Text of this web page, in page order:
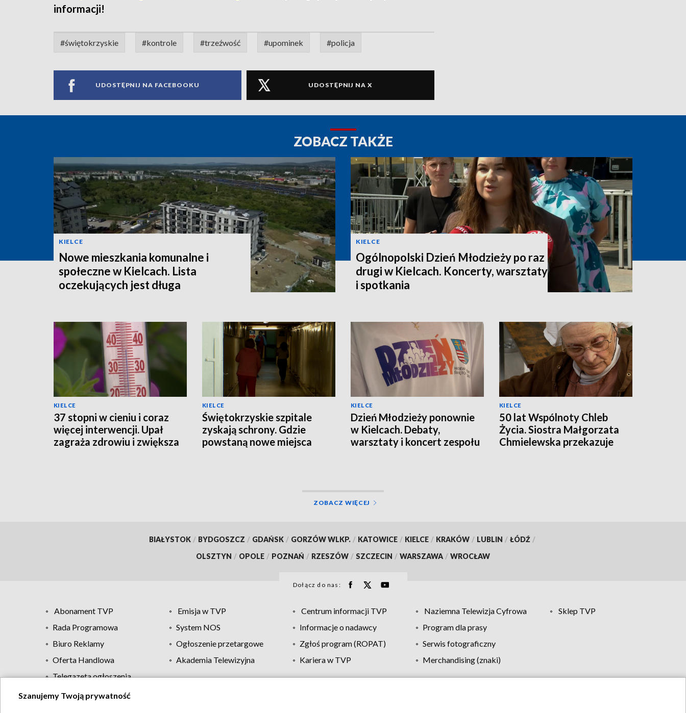
informacji!
#świętokrzyskie #kontrole #trzeźwość #upominek #policja
UDOSTĘPNIJ NA FACEBOOKU UDOSTĘPNIJ NA X
ZOBACZ TAKŻE
KIELCE
Nowe mieszkania komunalne i
społeczne w Kielcach. Lista
oczekujących jest długa
KIELCE
Ogólnopolski Dzień Młodzieży po raz
drugi w Kielcach. Koncerty, warsztaty
i spotkania
KIELCE
37 stopni w cieniu i coraz
więcej interwencji. Upał
zagraża zdrowiu i zwiększa
KIELCE
Świętokrzyskie szpitale
zyskają schrony. Gdzie
powstaną nowe miejsca
KIELCE
Dzień Młodzieży ponownie
w Kielcach. Debaty,
warsztaty i koncert zespołu
KIELCE
50 lat Wspólnoty Chleb
Życia. Siostra Małgorzata
Chmielewska przekazuje
ZOBACZ WIĘCEJ
BIAŁYSTOK / BYDGOSZCZ / GDAŃSK / GORZÓW WLKP. / KATOWICE / KIELCE / KRAKÓW / LUBLIN / ŁÓDŹ /
OLSZTYN / OPOLE / POZNAŃ / RZESZÓW / SZCZECIN / WARSZAWA / WROCŁAW
Dołącz do nas:
Abonament TVP Emisja w TVP Centrum informacji TVP Naziemna Telewizja Cyfrowa
Sklep TVP
Rada Programowa
System NOS Informacje o nadawcy
Program dla prasy
Biuro Reklamy
Ogłoszenie przetargowe Zgłoś program (ROPAT)
Serwis fotograficzny
Oferta Handlowa
Akademia Telewizyjna Kariera w TVP
Merchandising (znaki)
Telegazeta ogłoszenia
Szanujemy Twoją prywatność